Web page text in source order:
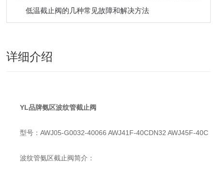
低温截止阀的几种常见故障和解决方法
详细介绍
YL品牌氨区波纹管截止阀
型号：AWJ05-G0032-40066 AWJ41F-40CDN32 AWJ45F-40C
波纹管氨区截止阀简介：